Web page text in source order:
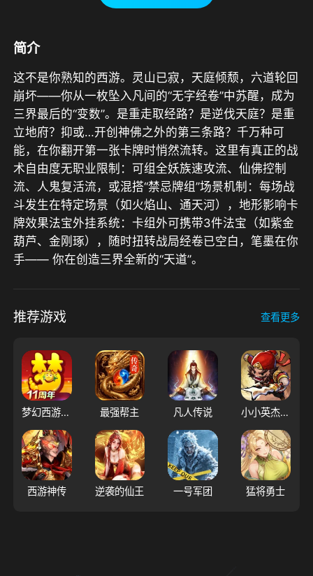
简介
这不是你熟知的西游。灵山已寂，天庭倾颓，六道轮回
崩坏——你从一枚坠入凡间的“无字经卷”中苏醒，成为
三界最后的“变数”。是重走取经路？是逆伐天庭？是重
立地府？抑或…开创神佛之外的第三条路？千万种可
能，在你翻开第一张卡牌时悄然流转。这里有真正的战
术自由度无职业限制：可组全妖族速攻流、仙佛控制
流、人鬼复活流，或混搭“禁忌牌组”场景机制：每场战
斗发生在特定场景（如火焰山、通天河），地形影响卡
牌效果法宝外挂系统：卡组外可携带3件法宝（如紫金
葫芦、金刚琢），随时扭转战局经卷已空白，笔墨在你
手—— 你在创造三界全新的“天道”。
推荐游戏 查看更多
梦幻西游（大陆服） 最强帮主 凡人传说 小小英杰：合战天下
西游神传 逆袭的仙王 一号军团 猛将勇士